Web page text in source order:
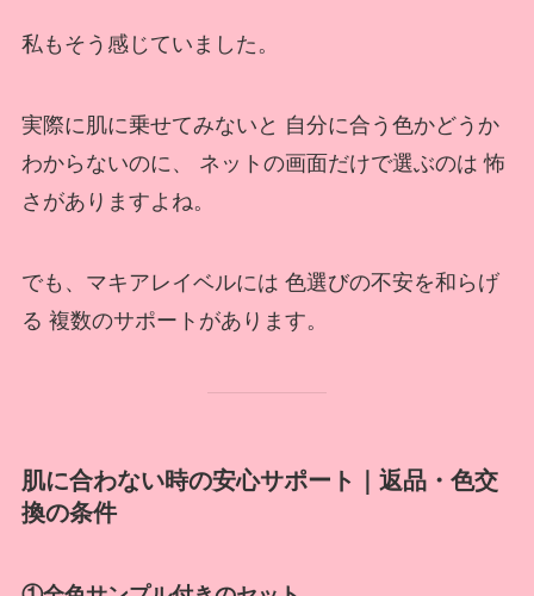
私もそう感じていました。
実際に肌に乗せてみないと 自分に合う色かどうか
わからないのに、 ネットの画面だけで選ぶのは 怖
さがありますよね。
でも、マキアレイベルには 色選びの不安を和らげ
る 複数のサポートがあります。
肌に合わない時の安心サポート｜返品・色交
換の条件